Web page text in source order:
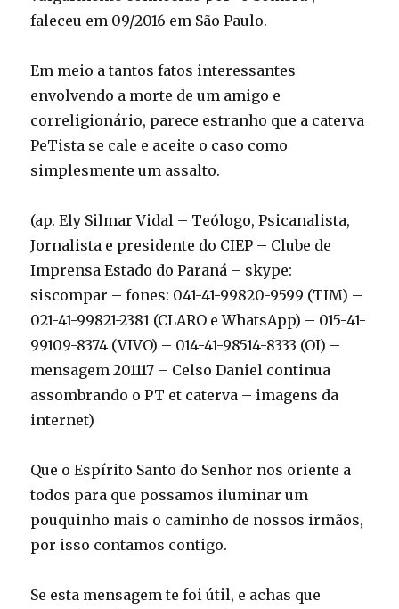
faleceu em 09/2016 em São Paulo.
Em meio a tantos fatos interessantes
envolvendo a morte de um amigo e
correligionário, parece estranho que a caterva
PeTista se cale e aceite o caso como
simplesmente um assalto.
(ap. Ely Silmar Vidal – Teólogo, Psicanalista,
Jornalista e presidente do CIEP – Clube de
Imprensa Estado do Paraná – skype:
siscompar – fones: 041-41-99820-9599 (TIM) –
021-41-99821-2381 (CLARO e WhatsApp) – 015-41-
99109-8374 (VIVO) – 014-41-98514-8333 (OI) –
mensagem 201117 – Celso Daniel continua
assombrando o PT et caterva – imagens da
internet)
Que o Espírito Santo do Senhor nos oriente a
todos para que possamos iluminar um
pouquinho mais o caminho de nossos irmãos,
por isso contamos contigo.
Se esta mensagem te foi útil, e achas que